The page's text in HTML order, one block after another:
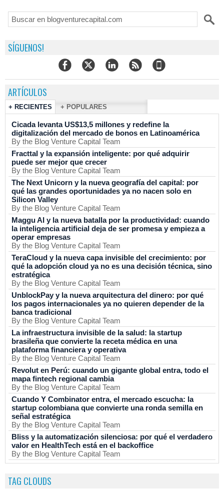
SÍGUENOS!
ARTÍCULOS
+ RECIENTES + POPULARES
Cicada levanta US$13,5 millones y redefine la
digitalización del mercado de bonos en Latinoamérica
By the Blog Venture Capital Team
Fracttal y la expansión inteligente: por qué adquirir
puede ser mejor que crecer
By the Blog Venture Capital Team
The Next Unicorn y la nueva geografía del capital: por
qué las grandes oportunidades ya no nacen solo en
Silicon Valley
By the Blog Venture Capital Team
Maggu AI y la nueva batalla por la productividad: cuando
la inteligencia artificial deja de ser promesa y empieza a
operar empresas
By the Blog Venture Capital Team
TeraCloud y la nueva capa invisible del crecimiento: por
qué la adopción cloud ya no es una decisión técnica, sino
estratégica
By the Blog Venture Capital Team
UnblockPay y la nueva arquitectura del dinero: por qué
los pagos internacionales ya no quieren depender de la
banca tradicional
By the Blog Venture Capital Team
La infraestructura invisible de la salud: la startup
brasileña que convierte la receta médica en una
plataforma financiera y operativa
By the Blog Venture Capital Team
Revolut en Perú: cuando un gigante global entra, todo el
mapa fintech regional cambia
By the Blog Venture Capital Team
Cuando Y Combinator entra, el mercado escucha: la
startup colombiana que convierte una ronda semilla en
señal estratégica
By the Blog Venture Capital Team
Bliss y la automatización silenciosa: por qué el verdadero
valor en HealthTech está en el backoffice
By the Blog Venture Capital Team
TAG CLOUDS